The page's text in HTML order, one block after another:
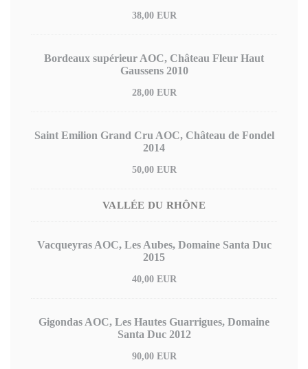
38,00 EUR
Bordeaux supérieur AOC, Château Fleur Haut
Gaussens 2010
28,00 EUR
Saint Emilion Grand Cru AOC, Château de Fondel
2014
50,00 EUR
VALLÉE DU RHÔNE
Vacqueyras AOC, Les Aubes, Domaine Santa Duc
2015
40,00 EUR
Gigondas AOC, Les Hautes Guarrigues, Domaine
Santa Duc 2012
90,00 EUR